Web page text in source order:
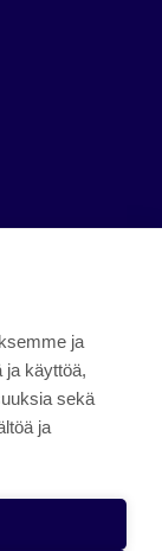
ja
käyttöä,
sekä
ja